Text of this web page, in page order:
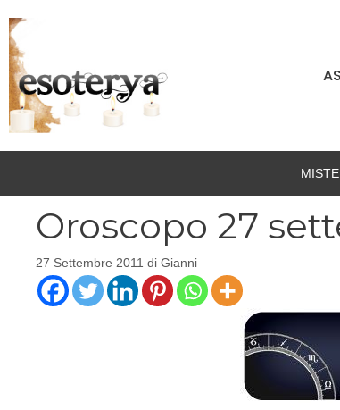
al
contenuto
Oroscopo 27
27 Settembre 2011 di Gianni